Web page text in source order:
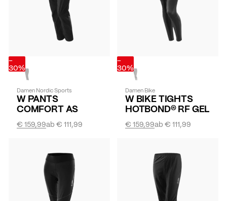
-
30%
Damen Nordic Sports
W PANTS
COMFORT AS
ab€ 111,99
€ 159,99
-
30%
Damen Bike
W BIKE TIGHTS
HOTBOND® RF GEL
ab€ 111,99
€ 159,99